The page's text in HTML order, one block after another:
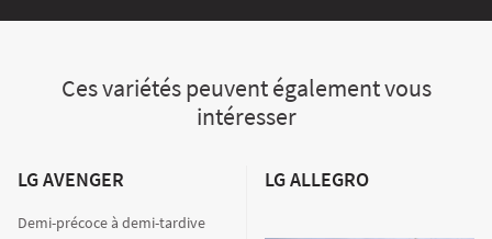
Ces variétés peuvent également vous
intéresser
LG AVENGER
Demi-précoce à demi-tardive
LG ALLEGRO